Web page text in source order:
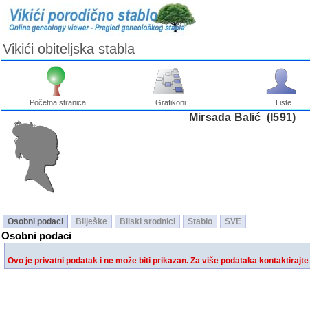
Vikići obiteljska stabla
Početna stranica Grafikoni Liste
Mirsada Balić ‎(I591)‎
Osobni podaci Bilješke Bliski srodnici Stablo SVE
Osobni podaci
Ovo je privatni podatak i ne može biti prikazan. Za više podataka kontaktirajte